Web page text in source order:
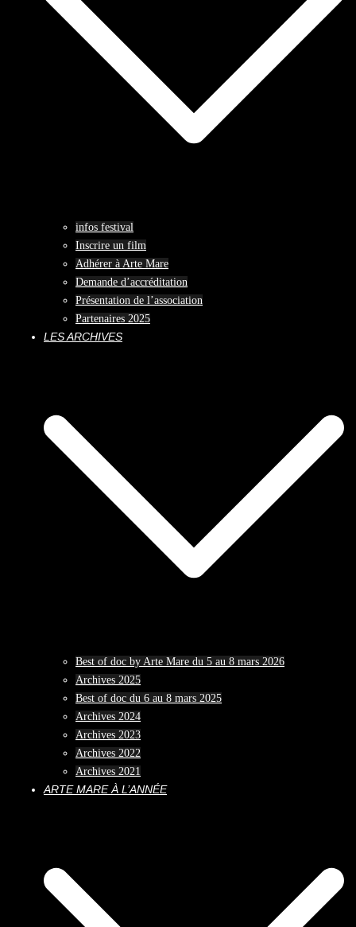
infos festival
Inscrire un film
Adhérer à Arte Mare
Demande d’accréditation
Présentation de l’association
Partenaires 2025
LES ARCHIVES
Best of doc by Arte Mare du 5 au 8 mars 2026
Archives 2025
Best of doc du 6 au 8 mars 2025
Archives 2024
Archives 2023
Archives 2022
Archives 2021
ARTE MARE À L’ANNÉE